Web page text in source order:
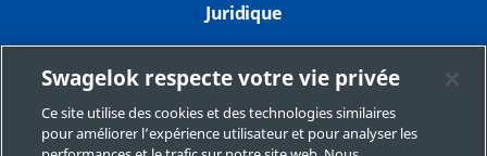
Juridique
Imprimer
Plan du site
Swagelok respecte votre vie privée
Ce site utilise des cookies et des technologies similaires
pour améliorer l’expérience utilisateur et pour analyser les